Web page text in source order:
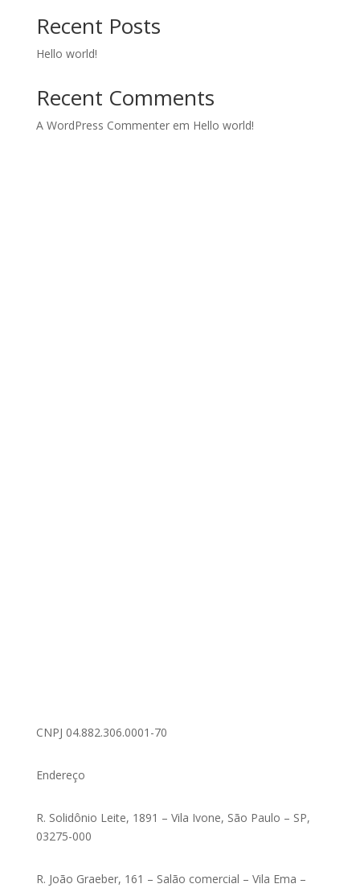
Recent Posts
Hello world!
Recent Comments
A WordPress Commenterem Hello world!
CNPJ 04.882.306.0001-70
Endereço
R. Solidônio Leite, 1891 – Vila Ivone, São Paulo – SP,
03275-000
R. João Graeber, 161 – Salão comercial – Vila Ema –